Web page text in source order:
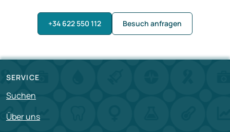
+34 622 550 112 Besuch anfragen
SERVICE
Suchen
Über uns